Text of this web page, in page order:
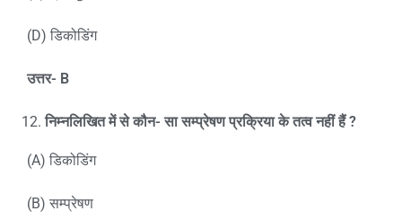
(D) डिकोडिंग
उत्तर- B
निम्नलिखित में से कौन- सा सम्प्रेषण प्रक्रिया के तत्व नहीं हैं?
(A) डिकोडिंग
(B) सम्प्रेषण